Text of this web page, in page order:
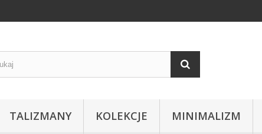
TALIZMANY KOLEKCJE MINIMALIZM